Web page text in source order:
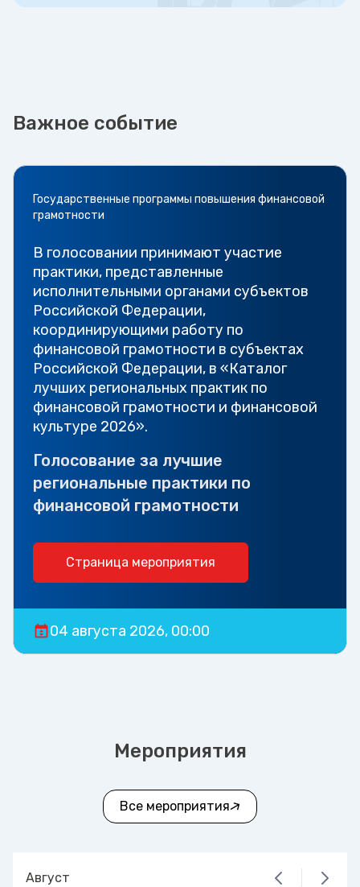
Важное событие
Государственные программы повышения финансовой
грамотности
В голосовании принимают участие
практики, представленные
исполнительными органами субъектов
Российской Федерации,
координирующими работу по
финансовой грамотности в субъектах
Российской Федерации, в «Каталог
лучших региональных практик по
финансовой грамотности и финансовой
культуре 2026».
Голосование за лучшие
региональные практики по
финансовой грамотности
Страница мероприятия
04 августа 2026, 00:00
Мероприятия
Все мероприятия
Август